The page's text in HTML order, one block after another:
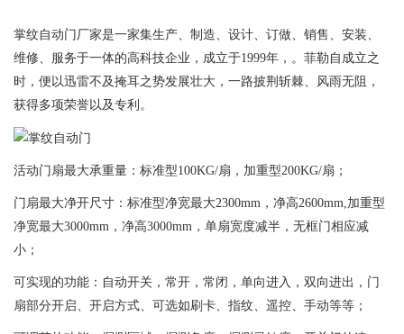
掌纹自动门厂家是一家集生产、制造、设计、订做、销售、安装、
维修、服务于一体的高科技企业，成立于1999年，。菲勒自成立之
时，便以迅雷不及掩耳之势发展壮大，一路披荆斩棘、风雨无阻，
获得多项荣誉以及专利。
活动门扇最大承重量：标准型100KG/扇，加重型200KG/扇；
门扇最大净开尺寸：标准型净宽最大2300mm，净高2600mm,加重型
净宽最大3000mm，净高3000mm，单扇宽度减半，无框门相应减
小；
可实现的功能：自动开关，常开，常闭，单向进入，双向进出，门
扇部分开启、开启方式、可选如刷卡、指纹、遥控、手动等等；